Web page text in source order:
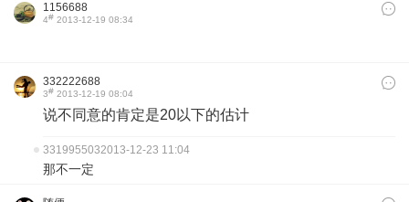
1156688
4# 2013-12-19 08:34
332222688
3# 2013-12-19 08:04
说不同意的肯定是20以下的估计
3319955032013-12-23 11:04
那不一定